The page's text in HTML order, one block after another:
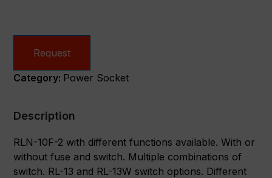
Request
Category: Power Socket
Description
RLN-10F-2 with different functions available. With or
without fuse and switch. Multiple combinations of
switch. RL-13 and RL-13W switch options. Different